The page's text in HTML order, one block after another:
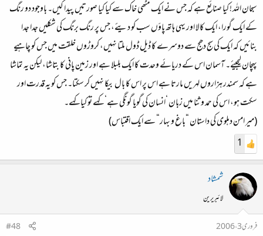
سبحان اللہ ! کیا صنائع ہے کہ جس نے ایک مٹھی خاک سے کیا کیا صورتیں پیدا کیں۔ باوجود دو رنگ
کے ایک گورا، ایک کالا اور یہی ہاتھ پاؤں سب کو دیئے، جس پر رنگ برنگ کی شکلیں جدا جدا
بنائیں کہ ایک کی سج دھج سے دوسرے کا ڈیل ڈول ملتا نہیں، کروڑوں خلقت میں جس کو چاہیے
پہچان لیجیئے۔ آسمان اس کے دریائے وحدت کا ایک بلبلا ہے اور زمین پانی کا بتاشا، لیکن یہ تماشا
ہے کہ سمندر ہزاروں لہریں مارتا ہے اس پر اس کا بال بیکا نہیں کر سکتا۔ جس کو یہ قدرت اور
سکت ہو، اس کی حمد و ثنا میں زبان ‘انسان کی گویا گونگی ہے‘ کہے تو کیا کہے۔
(میر امن دہلوی کی داستان “باغ و بہار“ سے ایک اقتباس)
1
شمشاد
لائبریرین
فروری 3، 2006
#48